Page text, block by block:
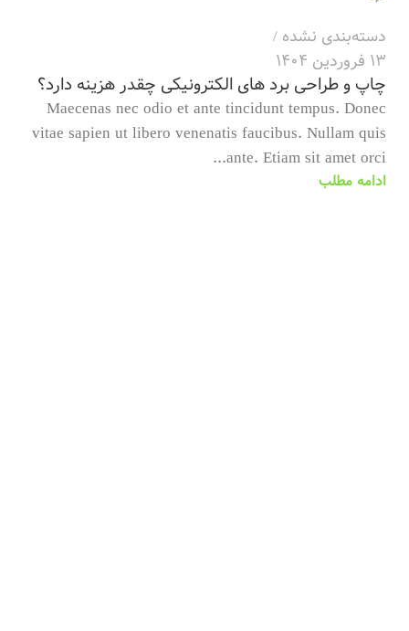
دسته‌بندی نشده
13 فروردین 1404
چاپ و طراحی برد های الکترونیکی چقدر هزینه دارد؟
Maecenas nec odio et ante tincidunt tempus. Donec
vitae sapien ut libero venenatis faucibus. Nullam quis
ante. Etiam sit amet orci...
ادامه مطلب